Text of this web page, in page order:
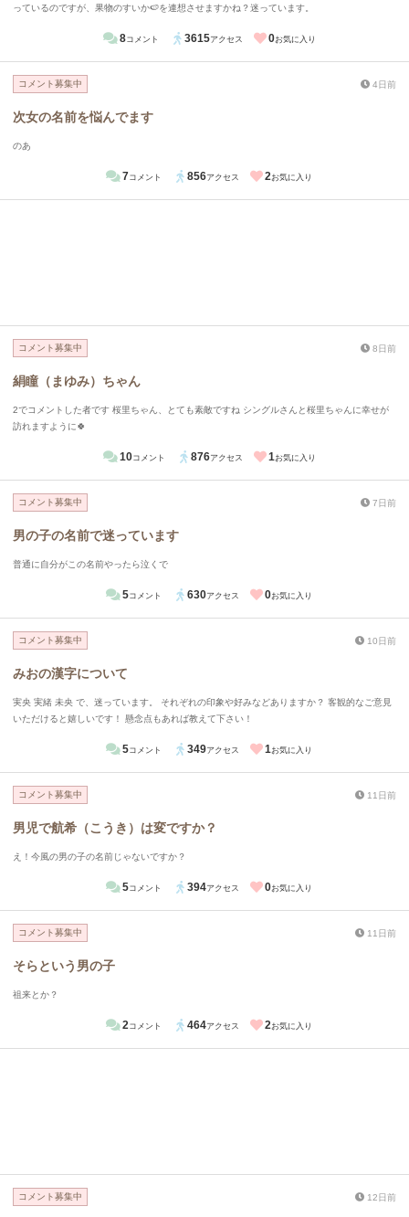
っているのですが、果物のすいか🍉を連想させますかね？迷っています。
8コメント 3615アクセス 0お気に入り
コメント募集中 4日前
次女の名前を悩んでます
のあ
7コメント 856アクセス 2お気に入り
コメント募集中 8日前
絹瞳（まゆみ）ちゃん
2でコメントした者です 桜里ちゃん、とても素敵ですね シングルさんと桜里ちゃんに幸せが
訪れますように🍀
10コメント 876アクセス 1お気に入り
コメント募集中 7日前
男の子の名前で迷っています
普通に自分がこの名前やったら泣くで
5コメント 630アクセス 0お気に入り
コメント募集中 10日前
みおの漢字について
実央 実緒 未央 で、迷っています。 それぞれの印象や好みなどありますか？ 客観的なご意見
いただけると嬉しいです！ 懸念点もあれば教えて下さい！
5コメント 349アクセス 1お気に入り
コメント募集中 11日前
男児で航希（こうき）は変ですか？
え！今風の男の子の名前じゃないですか？
5コメント 394アクセス 0お気に入り
コメント募集中 11日前
そらという男の子
祖来とか？
2コメント 464アクセス 2お気に入り
コメント募集中 12日前